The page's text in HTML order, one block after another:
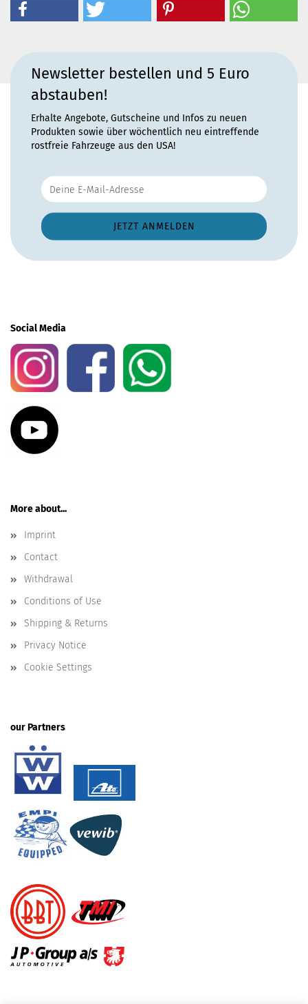
Newsletter bestellen und 5 Euro
abstauben!
Erhalte Angebote, Gutscheine und Infos zu neuen
Produkten sowie über wöchentlich neu eintreffende
rostfreie Fahrzeuge aus den USA!
Social Media
More about...
Imprint
Contact
Withdrawal
Conditions of Use
Shipping & Returns
Privacy Notice
Cookie Settings
our Partners